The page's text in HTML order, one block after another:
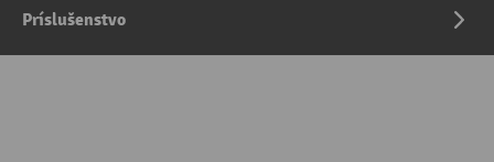
Príslušenstvo